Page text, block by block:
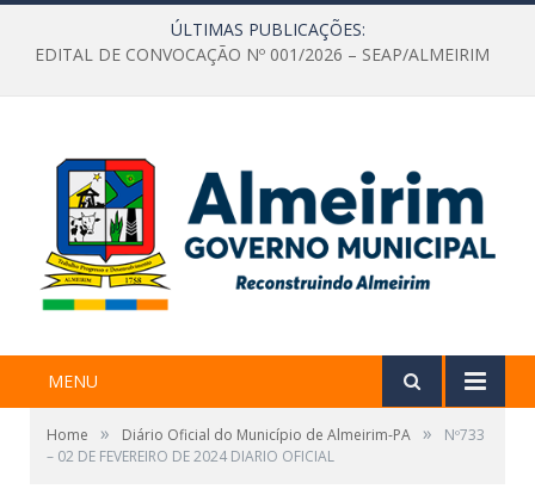
ÚLTIMAS PUBLICAÇÕES:
EDITAL DE CONVOCAÇÃO Nº 001/2026 – SEAP/ALMEIRIM
MENU
Home » Diário Oficial do Município de Almeirim-PA »
Nº733
– 02 DE FEVEREIRO DE 2024 DIARIO OFICIAL